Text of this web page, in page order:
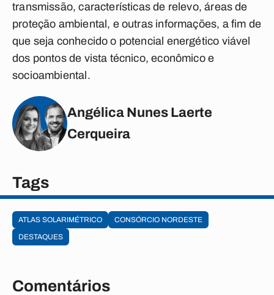
transmissão, características de relevo, áreas de
proteção ambiental, e outras informações, a fim de
que seja conhecido o potencial energético viável
dos pontos de vista técnico, econômico e
socioambiental.
Angélica Nunes Laerte
Cerqueira
Tags
ATLAS SOLARIMÉTRICO
CONSÓRCIO NORDESTE
DESTAQUES
Comentários